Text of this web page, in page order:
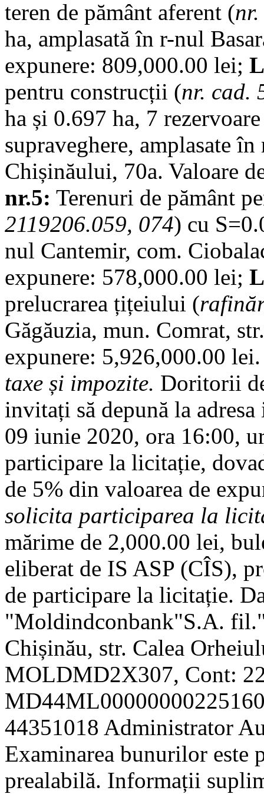
teren de pământ aferent (
ha, amplasată în r-nul
expunere: 809,000.00 lei;
pentru construcții (nr. cad.
ha și 0.697 ha, 7
supraveghere, amplasate
Chișinăului, 70a. Valoare
nr.5: Terenuri de pământ
2119206.059, 074) cu
nul Cantemir, com.
expunere: 578,000.00 lei;
prelucrarea țițeiului (
Găgăuzia, mun. Comrat,
expunere: 5,926,000.00
taxe și impozite. Doritorii
invitați să depună la
09 iunie 2020, ora 16:00,
participare la licitație,
de 5% din valoarea de
solicita participarea la
mărime de 2,000.00 lei,
eliberat de IS ASP (CÎS),
de participare la licitație.
"Moldindconbank"S.A.
Chișinău, str. Calea
MOLDMD2X307, Cont:
44351018 Administrator
Examinarea bunurilor
prealabilă. Informații